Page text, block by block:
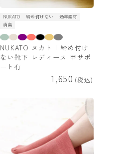
NUKATO 締め付けない
通年素材
消臭
NUKATO ヌカト | 締め付け
ない靴下 レディース 甲サポ
ート有
1,650 税込